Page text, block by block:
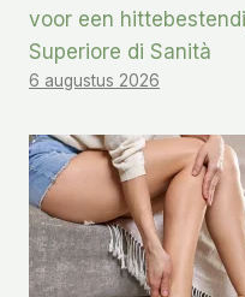
voor een
Superiore di Sanità
6 augustus 2026